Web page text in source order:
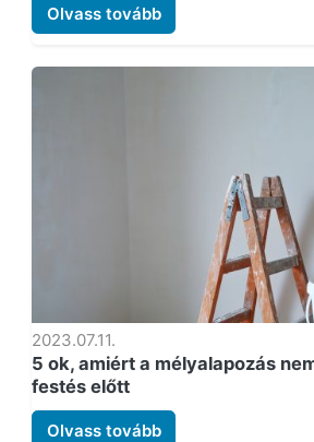
Olvass tovább
2023.07.11.
5 ok, amiért a mélyalapozás
festés előtt
Olvass tovább